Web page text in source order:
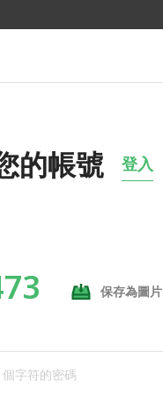
的帳號 登入
保存為圖片